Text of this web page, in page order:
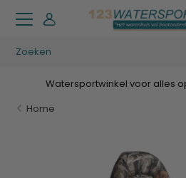
Watersportwinkel voor alles
Home